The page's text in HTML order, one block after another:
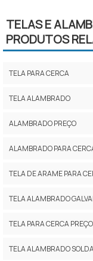
TELAS E
PRODUTOS
TELA PARA CERCA
TELA ALAMBRADO
ALAMBRADO PREÇO
ALAMBRADO PARA
TELA DE ARAME PARA
TELA ALAMBRADO
TELA PARA CERCA PREÇO
TELA ALAMBRADO